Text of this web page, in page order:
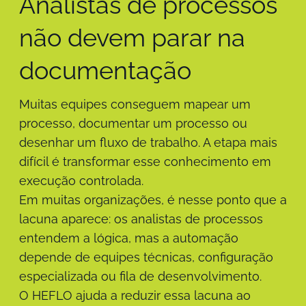
não devem parar na
documentação
Muitas equipes conseguem mapear um
processo, documentar um processo ou
desenhar um fluxo de trabalho. A etapa mais
difícil é transformar esse conhecimento em
execução controlada.
Em muitas organizações, é nesse ponto que a
lacuna aparece: os analistas de processos
entendem a lógica, mas a automação
depende de equipes técnicas, configuração
especializada ou fila de desenvolvimento.
O HEFLO ajuda a reduzir essa lacuna ao